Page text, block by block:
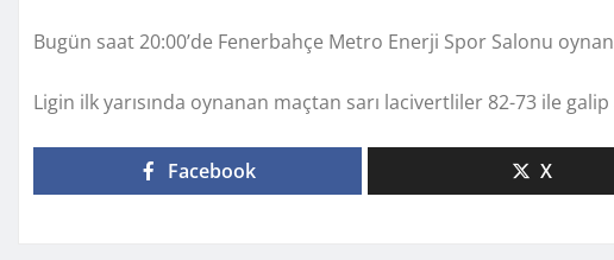
Bugün saat 20:00’de Fenerbahçe Metro Enerji Spor Salonu
Ligin ilk yarısında oynanan maçtan sarı lacivertliler 82-73 ile galip
Facebook X